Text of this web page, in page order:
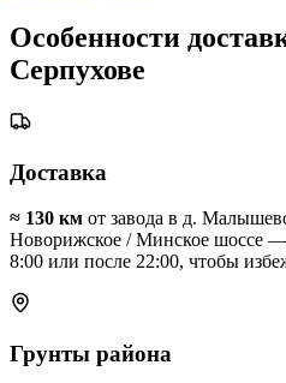
Особенности
Серпухове
Доставка
≈ 130 км от завода в д.
Новорижское / Минское шоссе —
8:00 или после 22:00, чтобы
Грунты района